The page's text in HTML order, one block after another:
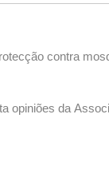
contra
opiniões da